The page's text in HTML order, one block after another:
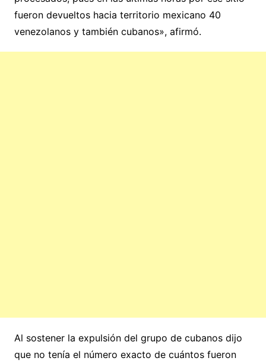
fueron devueltos hacia territorio mexicano 40
venezolanos y también cubanos», afirmó.
Al sostener la expulsión del grupo de cubanos dijo
que no tenía el número exacto de cuántos fueron